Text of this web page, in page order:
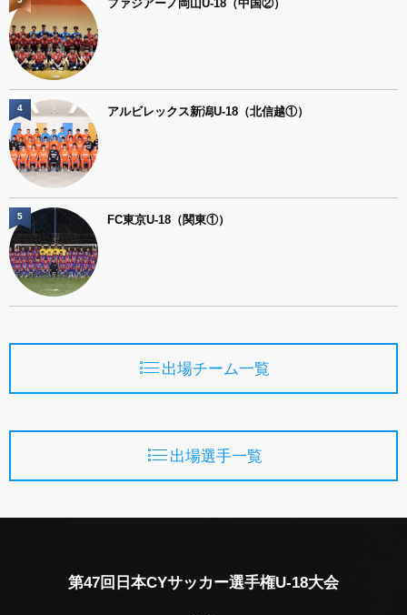
ファジアーノ岡山U-18（中国②）
アルビレックス新潟U-18（北信越①）
4
FC東京U-18（関東①）
5
出場チーム一覧
出場選手一覧
第47回日本CYサッカー選手権U-18大会